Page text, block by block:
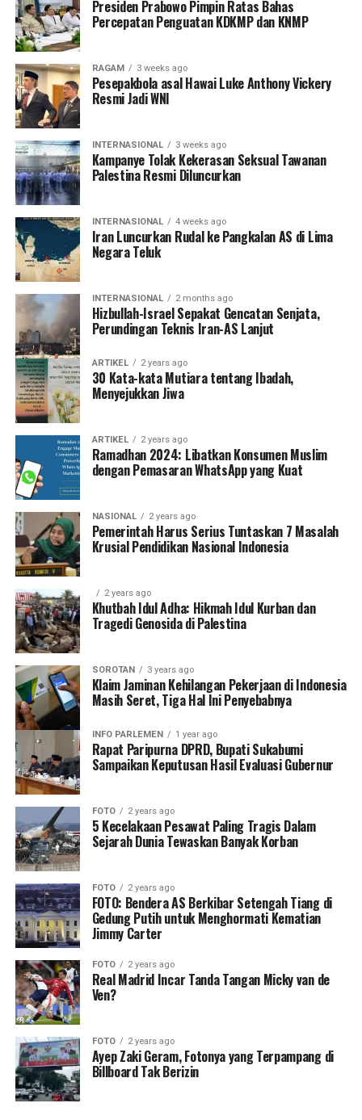
Presiden Prabowo Pimpin Ratas Bahas
Percepatan Penguatan KDKMP dan KNMP
RAGAM 3 weeks ago
Pesepakbola asal Hawai Luke Anthony Vickery
Resmi Jadi WNI
INTERNASIONAL 3 weeks ago
Kampanye Tolak Kekerasan Seksual Tawanan
Palestina Resmi Diluncurkan
INTERNASIONAL 4 weeks ago
Iran Luncurkan Rudal ke Pangkalan AS di Lima
Negara Teluk
INTERNASIONAL 2 months ago
Hizbullah-Israel Sepakat Gencatan Senjata,
Perundingan Teknis Iran-AS Lanjut
ARTIKEL 2 years ago
30 Kata-kata Mutiara tentang Ibadah,
Menyejukkan Jiwa
ARTIKEL 2 years ago
Ramadhan 2024: Libatkan Konsumen Muslim
dengan Pemasaran WhatsApp yang Kuat
NASIONAL 2 years ago
Pemerintah Harus Serius Tuntaskan 7 Masalah
Krusial Pendidikan Nasional Indonesia
2 years ago
Khutbah Idul Adha: Hikmah Idul Kurban dan
Tragedi Genosida di Palestina
SOROTAN 3 years ago
Klaim Jaminan Kehilangan Pekerjaan di Indonesia
Masih Seret, Tiga Hal Ini Penyebabnya
INFO PARLEMEN 1 year ago
Rapat Paripurna DPRD, Bupati Sukabumi
Sampaikan Keputusan Hasil Evaluasi Gubernur
FOTO 2 years ago
5 Kecelakaan Pesawat Paling Tragis Dalam
Sejarah Dunia Tewaskan Banyak Korban
FOTO 2 years ago
FOTO: Bendera AS Berkibar Setengah Tiang di
Gedung Putih untuk Menghormati Kematian
Jimmy Carter
FOTO 2 years ago
Real Madrid Incar Tanda Tangan Micky van de
Ven?
FOTO 2 years ago
Ayep Zaki Geram, Fotonya yang Terpampang di
Billboard Tak Berizin